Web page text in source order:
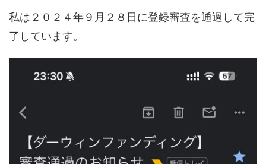
私は２０２４年９月２８日に登録審査を通過して完
了しています。